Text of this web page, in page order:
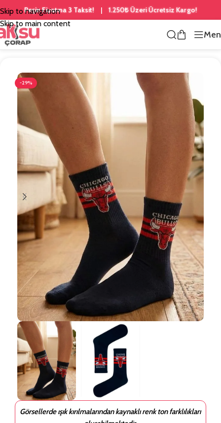
Skip to navigation
Skip to main content
Peşin Fiyatına 3 Taksit! | 1.250₺ Üzeri Ücretsiz Kargo!
Ana Sayfa/Yazılı Çoraplar
-29%
Görsellerde ışık kırılmalarından kaynaklı renk ton farklılıkları